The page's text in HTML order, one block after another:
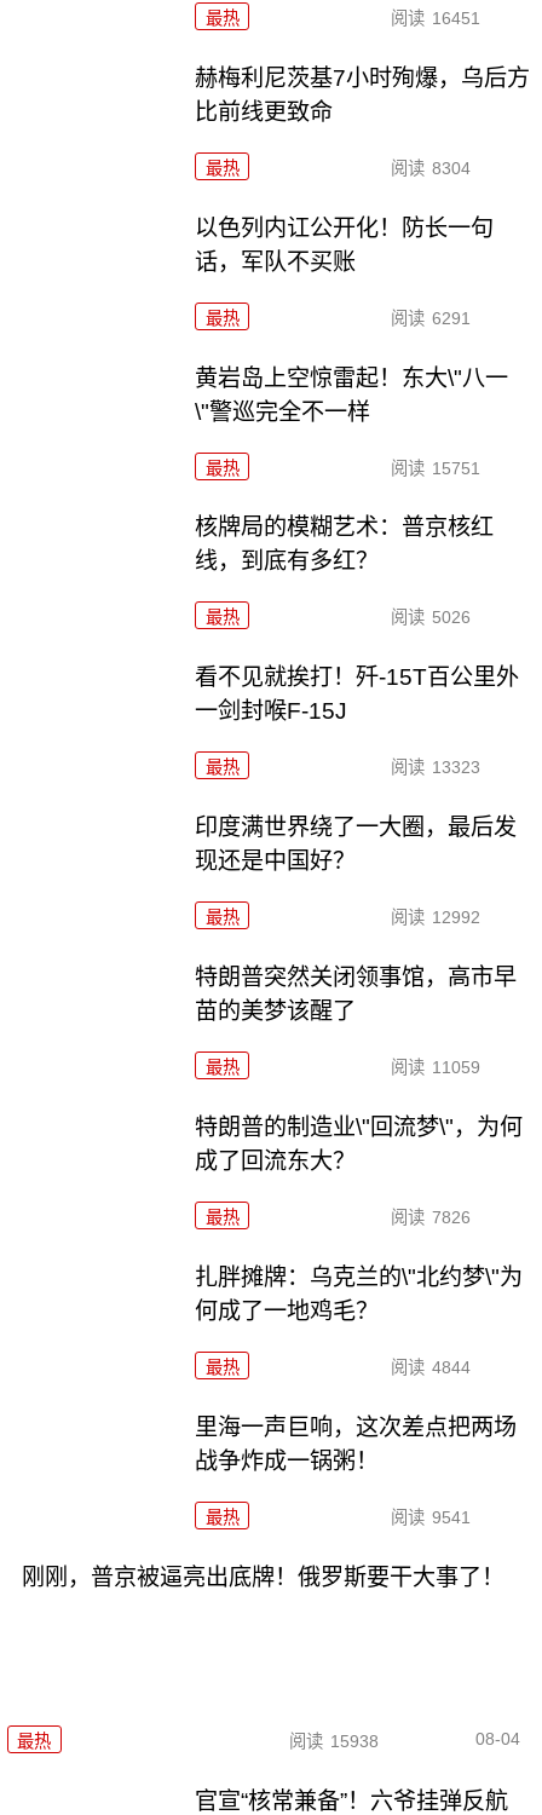
最热 阅读 16451
赫梅利尼茨基7小时殉爆，乌后方
比前线更致命
最热 阅读 8304
以色列内讧公开化！防长一句
话，军队不买账
最热 阅读 6291
黄岩岛上空惊雷起！东大\"八一
\"警巡完全不一样
最热 阅读 15751
核牌局的模糊艺术：普京核红
线，到底有多红？
最热 阅读 5026
看不见就挨打！歼-15T百公里外
一剑封喉F-15J
最热 阅读 13323
印度满世界绕了一大圈，最后发
现还是中国好？
最热 阅读 12992
特朗普突然关闭领事馆，高市早
苗的美梦该醒了
最热 阅读 11059
特朗普的制造业\"回流梦\"，为何
成了回流东大？
最热 阅读 7826
扎胖摊牌：乌克兰的\"北约梦\"为
何成了一地鸡毛？
最热 阅读 4844
里海一声巨响，这次差点把两场
战争炸成一锅粥！
最热 阅读 9541
刚刚，普京被逼亮出底牌！俄罗斯要干大事了！
最热 阅读 15938 08-04
官宣“核常兼备”！六爷挂弹反航